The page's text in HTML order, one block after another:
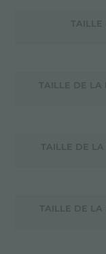
TAILLE
TAILLE DE LA
TAILLE DE LA
TAILLE DE LA